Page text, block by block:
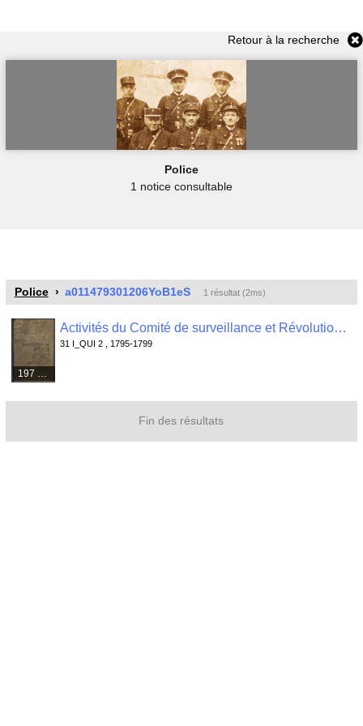
Retour à la recherche
Police
1 notice consultable
Police a011479301206YoB1eS 1 résultat (2ms)
Activités du Comité de surveillance et Révolutionnaire de Quimper Odet : registre de contrôle des passeports , 31 I_QUI 2
31 I_QUI 2 , 1795-1799
Fin des résultats